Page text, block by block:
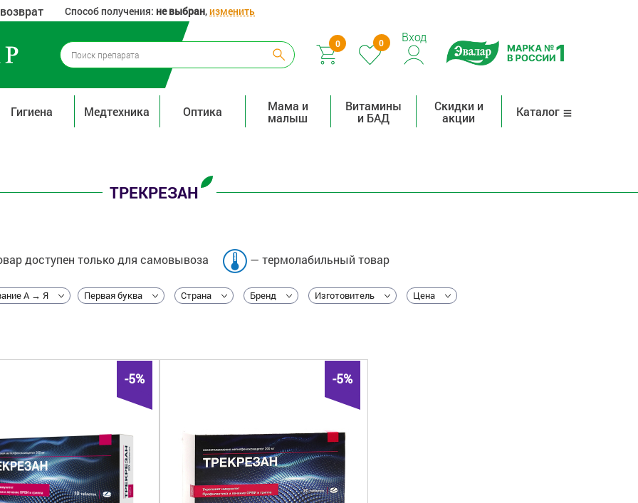
Способ получения: не выбран,изменить
0 0 Вход
Гигиена Медтехника Оптика
Мама и
малыш
Витамины
и БАД
Скидки и
акции
Каталог
ТРЕКРЕЗАН
доступен только для самовывоза — термолабильный товар
А → Я Первая буква Страна Бренд Изготовитель Цена
-5% -5%